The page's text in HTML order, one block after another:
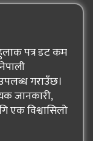
पत्र डट कम
गराउँछ।
जानकारी,
एक विश्वासिलो